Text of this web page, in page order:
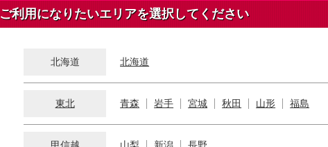
ご利用になりたいエリアを選択してください
北海道 北海道
東北 青森 岩手 宮城 秋田 山形 福島